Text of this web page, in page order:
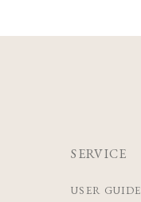
SERVICE
USER GUIDE